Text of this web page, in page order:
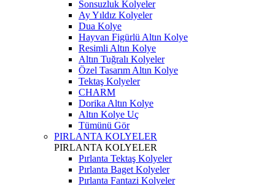
Sonsuzluk Kolyeler
Ay Yıldız Kolyeler
Dua Kolye
Hayvan Figürlü Altın Kolye
Resimli Altın Kolye
Altın Tuğralı Kolyeler
Özel Tasarım Altın Kolye
Tektaş Kolyeler
CHARM
Dorika Altın Kolye
Altın Kolye Uç
Tümünü Gör
PIRLANTA KOLYELER
PIRLANTA KOLYELER
Pırlanta Tektaş Kolyeler
Pırlanta Baget Kolyeler
Pırlanta Fantazi Kolyeler